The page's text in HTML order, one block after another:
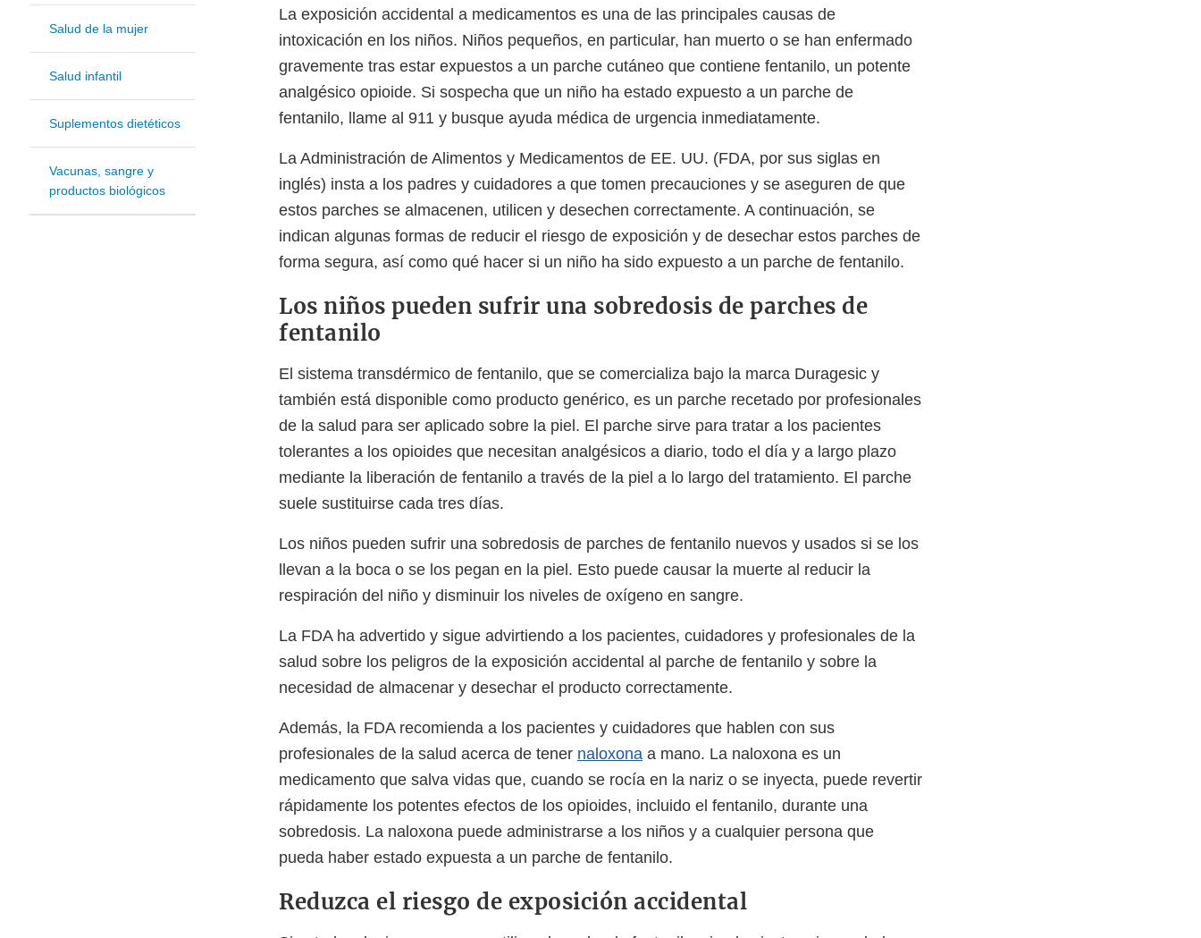
Salud de la mujer
Salud infantil
Suplementos dietéticos
Vacunas, sangre y
productos biológicos
La exposición accidental a medicamentos es una de las principales causas de
intoxicación en los niños. Niños pequeños, en particular, han muerto o se han enfermado
gravemente tras estar expuestos a un parche cutáneo que contiene fentanilo, un potente
analgésico opioide. Si sospecha que un niño ha estado expuesto a un parche de
fentanilo, llame al 911 y busque ayuda médica de urgencia inmediatamente.
La Administración de Alimentos y Medicamentos de EE. UU. (FDA, por sus siglas en
inglés) insta a los padres y cuidadores a que tomen precauciones y se aseguren de que
estos parches se almacenen, utilicen y desechen correctamente. A continuación, se
indican algunas formas de reducir el riesgo de exposición y de desechar estos parches de
forma segura, así como qué hacer si un niño ha sido expuesto a un parche de fentanilo.
Los niños pueden sufrir una sobredosis de parches de
fentanilo
El sistema transdérmico de fentanilo, que se comercializa bajo la marca Duragesic y
también está disponible como producto genérico, es un parche recetado por profesionales
de la salud para ser aplicado sobre la piel. El parche sirve para tratar a los pacientes
tolerantes a los opioides que necesitan analgésicos a diario, todo el día y a largo plazo
mediante la liberación de fentanilo a través de la piel a lo largo del tratamiento. El parche
suele sustituirse cada tres días.
Los niños pueden sufrir una sobredosis de parches de fentanilo nuevos y usados si se los
llevan a la boca o se los pegan en la piel. Esto puede causar la muerte al reducir la
respiración del niño y disminuir los niveles de oxígeno en sangre.
La FDA ha advertido y sigue advirtiendo a los pacientes, cuidadores y profesionales de la
salud sobre los peligros de la exposición accidental al parche de fentanilo y sobre la
necesidad de almacenar y desechar el producto correctamente.
Además, la FDA recomienda a los pacientes y cuidadores que hablen con sus
profesionales de la salud acerca de tener naloxona a mano. La naloxona es un
medicamento que salva vidas que, cuando se rocía en la nariz o se inyecta, puede revertir
rápidamente los potentes efectos de los opioides, incluido el fentanilo, durante una
sobredosis. La naloxona puede administrarse a los niños y a cualquier persona que
pueda haber estado expuesta a un parche de fentanilo.
Reduzca el riesgo de exposición accidental